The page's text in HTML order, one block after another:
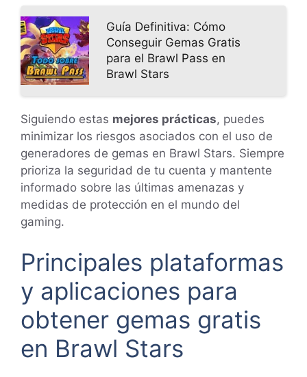
Guía Definitiva: Cómo
Conseguir Gemas Gratis
para el Brawl Pass en
Brawl Stars
Siguiendo estas mejores prácticas, puedes
minimizar los riesgos asociados con el uso de
generadores de gemas en Brawl Stars. Siempre
prioriza la seguridad de tu cuenta y mantente
informado sobre las últimas amenazas y
medidas de protección en el mundo del
gaming.
Principales plataformas
y aplicaciones para
obtener gemas gratis
en Brawl Stars